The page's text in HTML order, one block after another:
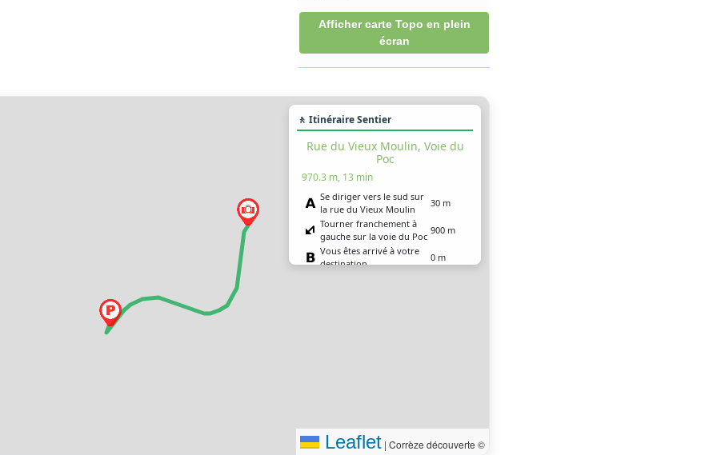
Afficher carte Topo en plein
écran
🚶 Itinéraire Sentier
Rue du Vieux Moulin, Voie du
Poc
970.3 m, 13 min
Se diriger vers le sud sur
la rue du Vieux Moulin
30 m
Tourner franchement à
gauche sur la voie du Poc
900 m
Vous êtes arrivé à votre
destination
0 m
Leaflet | Corrèze découverte ©